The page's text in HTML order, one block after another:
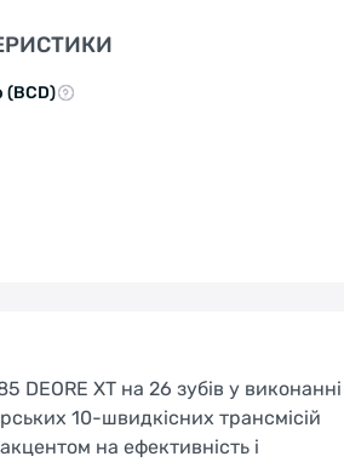
(BCD)
DEORE XT на 26 зубів у виконанні
10-швидкісних трансмісій
на ефективність і